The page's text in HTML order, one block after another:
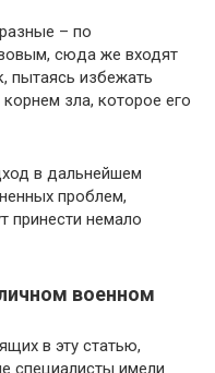
– по
сюда же входят
пытаясь избежать
зла, которое его
в дальнейшем
проблем,
принести немало
военном
в эту статью,
специалисты имели